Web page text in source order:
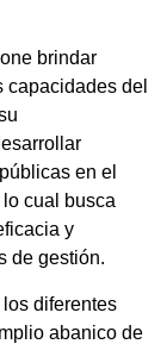
brindar
capacidades del
en el
cual busca
y
de gestión.
diferentes
abanico de